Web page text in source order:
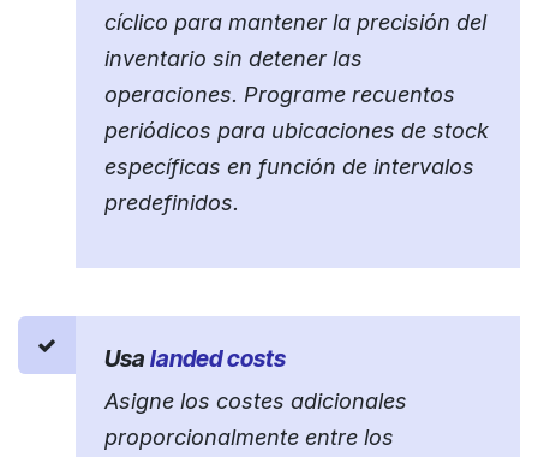
cíclico para mantener la precisión del
inventario sin detener las
operaciones. Programe recuentos
periódicos para ubicaciones de stock
específicas en función de intervalos
predefinidos.
Usa landed costs
Asigne los costes adicionales
proporcionalmente entre los